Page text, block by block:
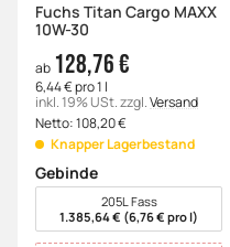
Fuchs Titan Cargo MAXX
10W-30
ab 128,76 €
6,44 € pro 1 l
inkl. 19% USt.zzgl.Versand
Netto:108,20€
Knapper Lagerbestand
Gebinde
wählen 205L Fass
1.385,64 € (6,76 € pro l)